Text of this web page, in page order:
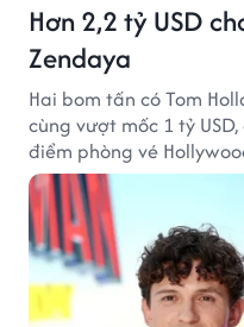
Hơn 2,2 tỷ USD
Zendaya
Hai bom tấn có Tom
cùng vượt mốc 1 tỷ
điểm phòng vé